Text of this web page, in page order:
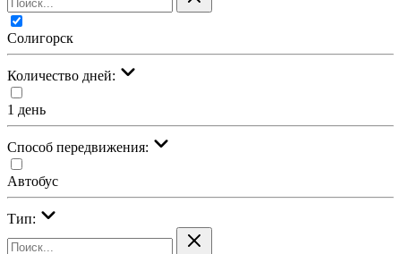
Солигорск
Количество дней:
1 день
Cпособ передвижения:
Автобус
Тип: